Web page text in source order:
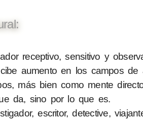
receptivo, sensitivo y
aumento en los campos
más bien como mente
da, sino por lo que es.
escritor, detective,